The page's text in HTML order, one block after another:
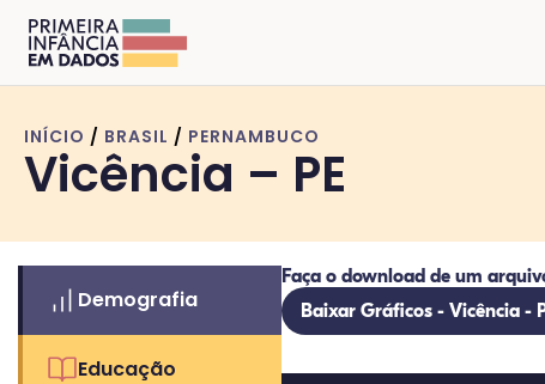
INÍCIO / BRASIL / PERNAMBUCO
Vicência – PE
Demografia
Educação
Faça o download de um
Baixar Gráficos - Vicência -